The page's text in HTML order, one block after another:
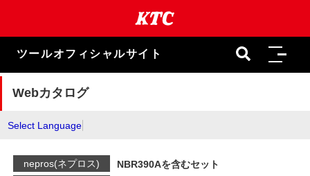
ま
キ
ツールオフィシャルサイト
Webカタログ
Select Language
nepros(ネプロス)
NBR390Aを含むセット